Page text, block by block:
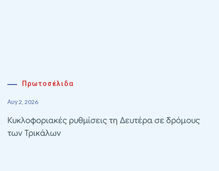
Πρωτοσέλιδα
Αυγ 2, 2026
Κυκλοφοριακές ρυθμίσεις τη Δευτέρα σε δρόμους
των Τρικάλων